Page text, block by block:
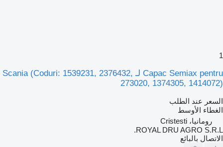
1
Capac Semiax pentru لـ Scania (Coduri: 1539231, 2376432,
273020, 1374305, 1414072)
السعر عند الطلب
الغطاء الأوسط
رومانيا، Cristesti
ROYAL DRU AGRO S.R.L.
الاتصال بالبائع